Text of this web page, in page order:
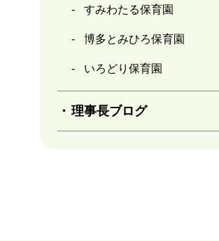
すみわたる保育園
博多とみひろ保育園
いろどり保育園
理事長ブログ